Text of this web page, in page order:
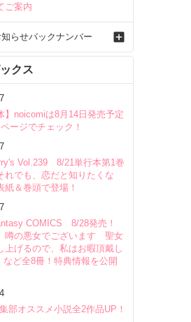
ご案内
知らせバックナンバー
ックス
】noicomiは8月14日発売予定
ージでチェック！
Vol.239 8/21単行本第1巻
れでも、恋だと知りたくな
紙＆巻頭で登場！
COMICS 8/28発売！
噂の悪女でございます 聖女
上げるので、私はお暇頂戴し
など全8冊！特典情報を公開
部オススメ小説全2作品UP！